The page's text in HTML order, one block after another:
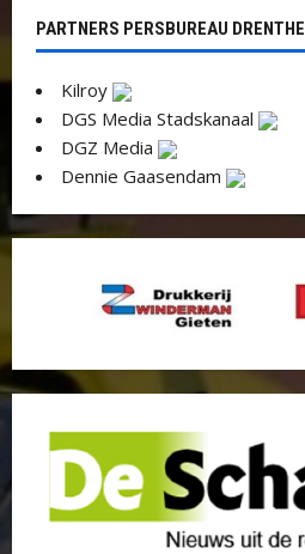
PARTNERS PERSBUREAU DRENTHE
Kilroy
DGS Media Stadskanaal
DGZ Media
Dennie Gaasendam